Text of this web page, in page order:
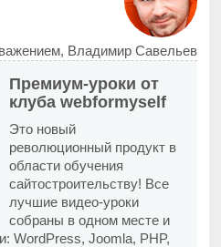
Владимир Савельев
Премиум-уроки от
клуба webformyself
Это новый
революционный продукт в
области обучения
сайтостроительству! Все
лучшие видео-уроки
собраны в одном месте и
WordPress, Joomla, PHP,